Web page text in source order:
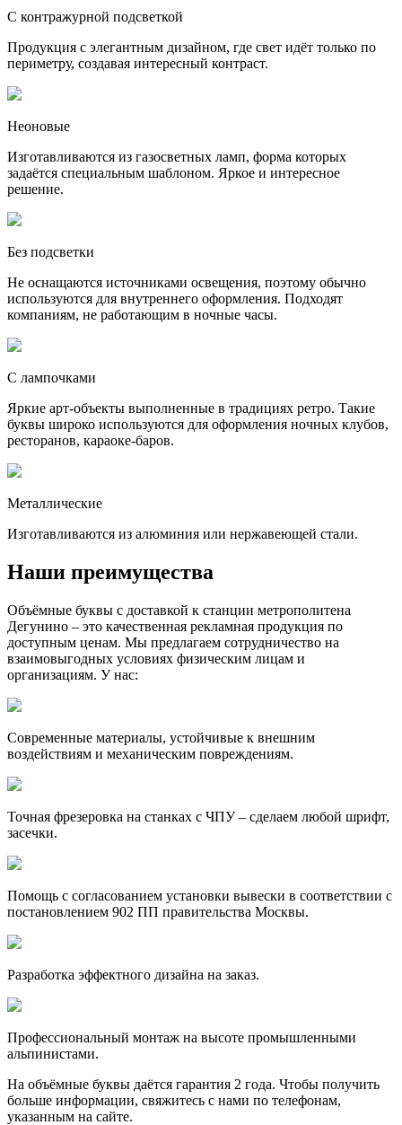
С контражурной подсветкой
Продукция с элегантным дизайном, где свет идёт только по
периметру, создавая интересный контраст.
Неоновые
Изготавливаются из газосветных ламп, форма которых
задаётся специальным шаблоном. Яркое и интересное
решение.
Без подсветки
Не оснащаются источниками освещения, поэтому обычно
используются для внутреннего оформления. Подходят
компаниям, не работающим в ночные часы.
С лампочками
Яркие арт-объекты выполненные в традициях ретро. Такие
буквы широко используются для оформления ночных клубов,
ресторанов, караоке-баров.
Металлические
Изготавливаются из алюминия или нержавеющей стали.
Наши преимущества
Объёмные буквы с доставкой к станции метрополитена
Дегунино – это качественная рекламная продукция по
доступным ценам. Мы предлагаем сотрудничество на
взаимовыгодных условиях физическим лицам и
организациям. У нас:
Современные материалы, устойчивые к внешним
воздействиям и механическим повреждениям.
Точная фрезеровка на станках с ЧПУ – сделаем любой шрифт,
засечки.
Помощь с согласованием установки вывески в соответствии с
постановлением 902 ПП правительства Москвы.
Разработка эффектного дизайна на заказ.
Профессиональный монтаж на высоте промышленными
альпинистами.
На объёмные буквы даётся гарантия 2 года. Чтобы получить
больше информации, свяжитесь с нами по телефонам,
указанным на сайте.